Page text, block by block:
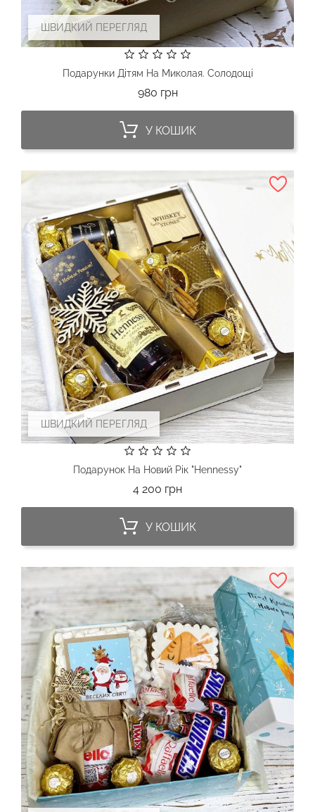
ШВИДКИЙ ПЕРЕГЛЯД
Подарунки Дітям На Миколая. Солодощі
980 грнЦіна
У КОШИК
ШВИДКИЙ ПЕРЕГЛЯД
Подарунок На Новий Рік "Hennessy"
4 200 грнЦіна
У КОШИК